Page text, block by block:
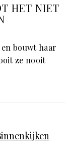
HET NIET
bouwt haar
ze nooit